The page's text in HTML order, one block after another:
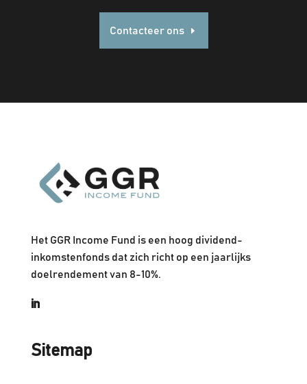
Contacteer ons
Het GGR Income Fund is een hoog dividend-
inkomstenfonds dat zich richt op een jaarlijks
doelrendement van 8-10%.
Sitemap